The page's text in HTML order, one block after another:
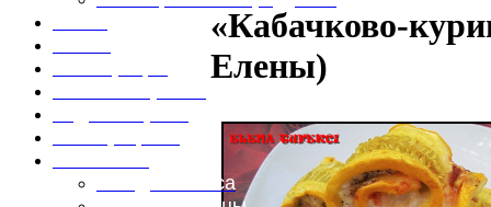
Блюда из мяса
«Кабачково-
Елены)